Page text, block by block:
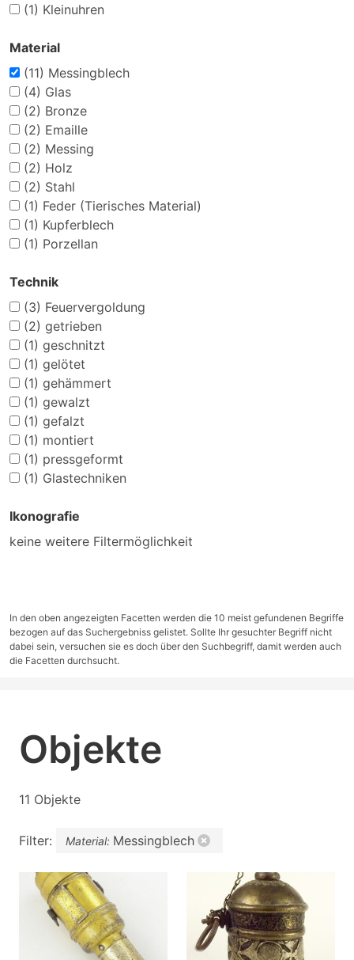
(1) Kleinuhren
Material
(11) Messingblech
(4) Glas
(2) Bronze
(2) Emaille
(2) Messing
(2) Holz
(2) Stahl
(1) Feder (Tierisches Material)
(1) Kupferblech
(1) Porzellan
Technik
(3) Feuervergoldung
(2) getrieben
(1) geschnitzt
(1) gelötet
(1) gehämmert
(1) gewalzt
(1) gefalzt
(1) montiert
(1) pressgeformt
(1) Glastechniken
Ikonografie
keine weitere Filtermöglichkeit
In den oben angezeigten Facetten werden die 10 meist gefundenen Begriffe
bezogen auf das Suchergebniss gelistet. Sollte Ihr gesuchter Begriff nicht
dabei sein, versuchen sie es doch über den Suchbegriff, damit werden auch
die Facetten durchsucht.
Objekte
11 Objekte
Filter: Material: Messingblech